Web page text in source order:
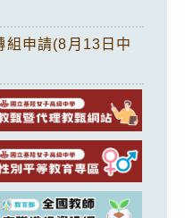
組申請(8月13日中